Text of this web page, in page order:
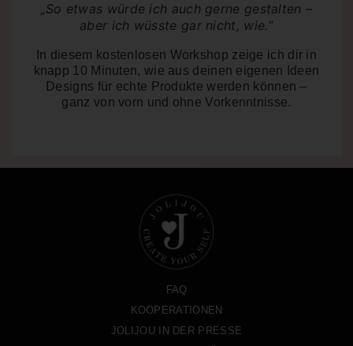
„So etwas würde ich auch gerne gestalten –
aber ich wüsste gar nicht, wie.“
In diesem kostenlosen Workshop zeige ich dir in
knapp 10 Minuten, wie aus deinen eigenen Ideen
Designs für echte Produkte werden können –
ganz von vorn und ohne Vorkenntnisse.
FAQ
KOOPERATIONEN
JOLIJOU IN DER PRESSE